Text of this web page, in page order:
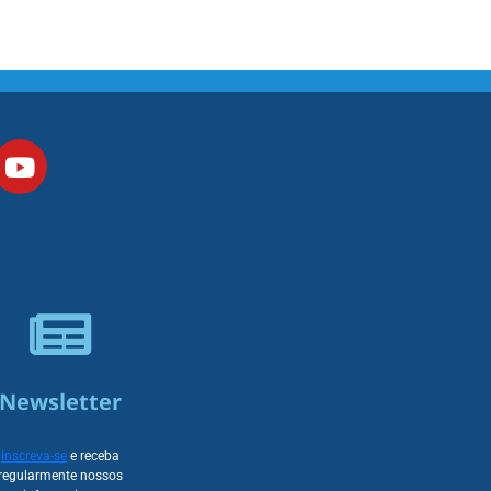
Newsletter
Inscreva-se e receba
nossos